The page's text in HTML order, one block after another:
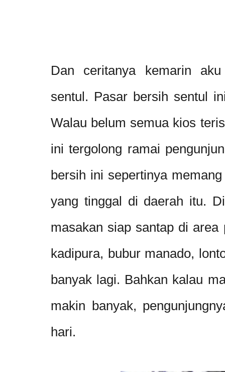
Dan ceritanya kemarin
sentul. Pasar bersih sentul
Walau belum semua kios
ini tergolong ramai
bersih ini sepertinya
yang tinggal di daerah itu.
masakan siap santap di
kadipura, bubur manado,
banyak lagi. Bahkan kalau
makin banyak,
hari.